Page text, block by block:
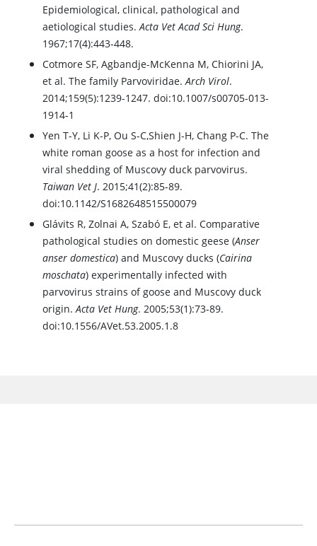
Epidemiological, clinical, pathological and
aetiological studies.Acta Vet Acad Sci Hung.
1967;17(4):443-448.
Cotmore SF, Agbandje-McKenna M, Chiorini JA,
et al. The family Parvoviridae.Arch Virol.
2014;159(5):1239-1247. doi:10.1007/s00705-013-
1914-1
Yen T-Y, Li K-P, Ou S-C,Shien J-H, Chang P-C. The
white roman goose as a host for infection and
viral shedding of Muscovy duck parvovirus.
Taiwan Vet J. 2015;41(2):85-89.
doi:10.1142/S1682648515500079
Glávits R, Zolnai A, Szabó E, et al. Comparative
pathological studies on domestic geese (Anser
anser domestica) and Muscovy ducks (Cairina
moschata) experimentally infected with
parvovirus strains of goose and Muscovy duck
origin.Acta Vet Hung. 2005;53(1):73-89.
doi:10.1556/AVet.53.2005.1.8